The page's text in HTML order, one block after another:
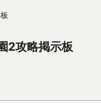
2攻略掲示板